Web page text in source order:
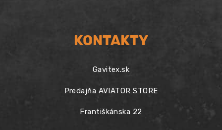
KONTAKTY
Gavitex.sk
Predajňa AVIATOR STORE
Františkánska 22